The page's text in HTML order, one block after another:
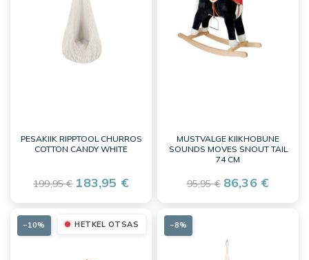
PESAKIIK RIPPTOOL CHURROS
COTTON CANDY WHITE
199,95 € 183,95 €
MUSTVALGE KIIKHOBUNE
SOUNDS MOVES SNOUT TAIL
74 CM
95,95 € 86,36 €
HETKEL OTSAS
−10% −8%